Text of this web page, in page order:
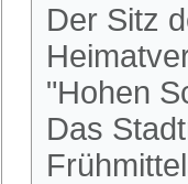
Der Sitz
"Hohen
Das